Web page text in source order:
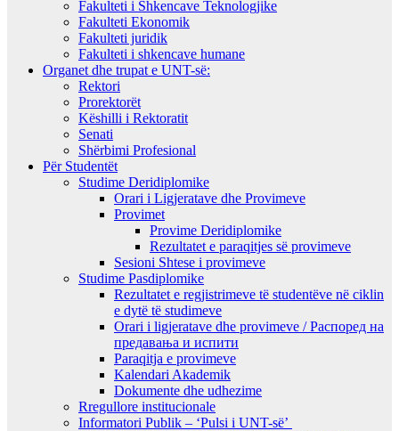
Fakulteti i Shkencave Teknologjike
Fakulteti Ekonomik
Fakulteti juridik
Fakulteti i shkencave humane
Organet dhe trupat e UNT-së:
Rektori
Prorektorët
Këshilli i Rektoratit
Senati
Shërbimi Profesional
Për Studentët
Studime Deridiplomike
Orari i Ligjeratave dhe Provimeve
Provimet
Provime Deridiplomike
Rezultatet e paraqitjes së provimeve
Sesioni Shtese i provimeve
Studime Pasdiplomike
Rezultatet e regjistrimeve të studentëve në ciklin
e dytë të studimeve
Orari i ligjeratave dhe provimeve / Распоред на
предавањa и испити
Paraqitja e provimeve
Kalendari Akademik
Dokumente dhe udhezime
Rregullore institucionale
Informatori Publik – ‘Pulsi i UNT-së’